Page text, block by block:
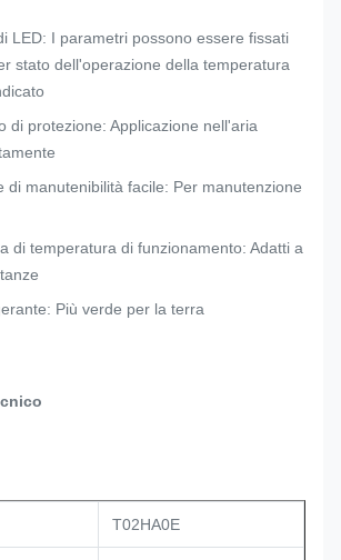
LED: I parametri possono essere fissati
stato dell'operazione della temperatura
di protezione: Applicazione nell'aria
di manutenibilità facile: Per manutenzione
di temperatura di funzionamento: Adatti a
Più verde per la terra
T02HA0E